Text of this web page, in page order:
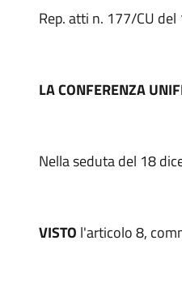
Rep. atti n. 177/CU
LA CONFERENZA
Nella seduta del 18
VISTO l'articolo 8,